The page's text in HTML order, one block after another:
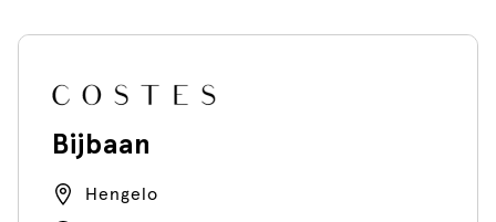
Bijbaan
Hengelo